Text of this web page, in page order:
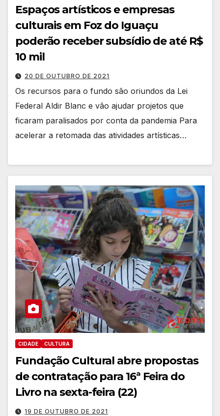
Espaços artísticos e empresas
culturais em Foz do Iguaçu
poderão receber subsídio de até R$
10 mil
20 DE OUTUBRO DE 2021
Os recursos para o fundo são oriundos da Lei
Federal Aldir Blanc e vão ajudar projetos que
ficaram paralisados por conta da pandemia Para
acelerar a retomada das atividades artísticas…
CIDADE CULTURA
Fundação Cultural abre propostas
de contratação para 16ª Feira do
Livro na sexta-feira (22)
19 DE OUTUBRO DE 2021